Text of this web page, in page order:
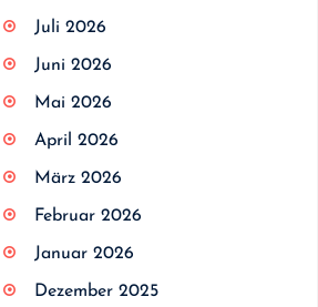
Juli 2026
Juni 2026
Mai 2026
April 2026
März 2026
Februar 2026
Januar 2026
Dezember 2025